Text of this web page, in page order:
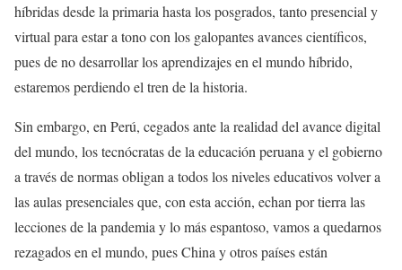
híbridas desde la primaria hasta los posgrados, tanto presencial y
virtual para estar a tono con los galopantes avances científicos,
pues de no desarrollar los aprendizajes en el mundo híbrido,
estaremos perdiendo el tren de la historia.
Sin embargo, en Perú, cegados ante la realidad del avance digital
del mundo, los tecnócratas de la educación peruana y el gobierno
a través de normas obligan a todos los niveles educativos volver a
las aulas presenciales que, con esta acción, echan por tierra las
lecciones de la pandemia y lo más espantoso, vamos a quedarnos
rezagados en el mundo, pues China y otros países están